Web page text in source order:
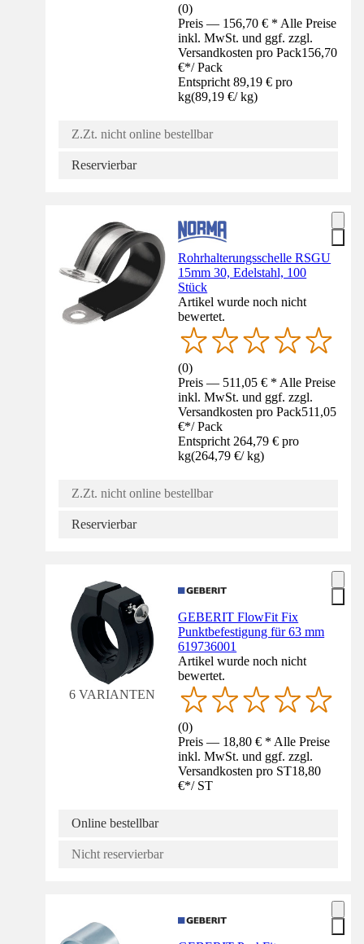
(0)
Preis — 156,70 € * Alle Preise
inkl. MwSt. und ggf. zzgl.
Versandkosten pro Pack156,70
€*/ Pack
Entspricht 89,19 € pro
kg(89,19 €/ kg)
Z.Zt. nicht online bestellbar
Reservierbar
Rohrhalterungsschelle RSGU
15mm 30, Edelstahl, 100
Stück
Artikel wurde noch nicht
bewertet.
(0)
Preis — 511,05 € * Alle Preise
inkl. MwSt. und ggf. zzgl.
Versandkosten pro Pack511,05
€*/ Pack
Entspricht 264,79 € pro
kg(264,79 €/ kg)
Z.Zt. nicht online bestellbar
Reservierbar
6 VARIANTEN
GEBERIT FlowFit Fix
Punktbefestigung für 63 mm
619736001
Artikel wurde noch nicht
bewertet.
(0)
Preis — 18,80 € * Alle Preise
inkl. MwSt. und ggf. zzgl.
Versandkosten pro ST18,80
€*/ ST
Online bestellbar
Nicht reservierbar